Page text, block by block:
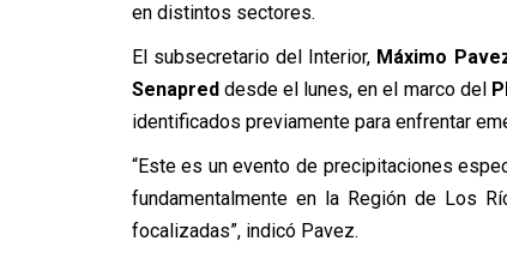
en distintos sectores.
El subsecretario del Interior, Máximo
Senapreddesde el lunes, en el marco del
identificados previamente para enfrentar
“Este es un evento de precipitaciones
fundamentalmente en la Región de Los
focalizadas”, indicó Pavez.